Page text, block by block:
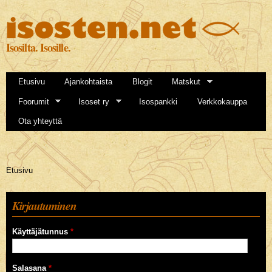
Hyppää
pääsisältöön
Isosilta. Isosille.
Etusivu Ajankohtaista Blogit Matskut
Foorumit Isoset ry Isospankki Verkkokauppa
Ota yhteyttä
Olet täällä
Etusivu
Kirjautuminen
Käyttäjätunnus *
Salasana *